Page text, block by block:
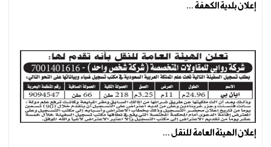
إعلان بلدية الكهفة ...
إعلان الهيئة العامة للنقل ...